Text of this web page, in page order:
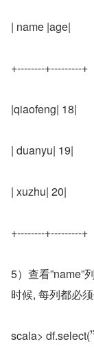
| name |age|
+--------+---------+
|qiaofeng| 18|
| duanyu| 19|
| xuzhu| 20|
+--------+---------+
5）查看”name”
时候, 每列都必
scala> df.select("